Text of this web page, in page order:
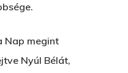
Nap megint
Nyúl Bélát,